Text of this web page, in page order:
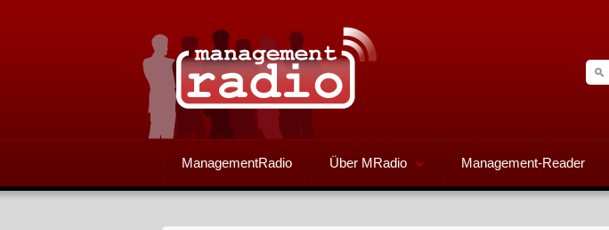
ManagementRadio Über MRadio Management-Reader